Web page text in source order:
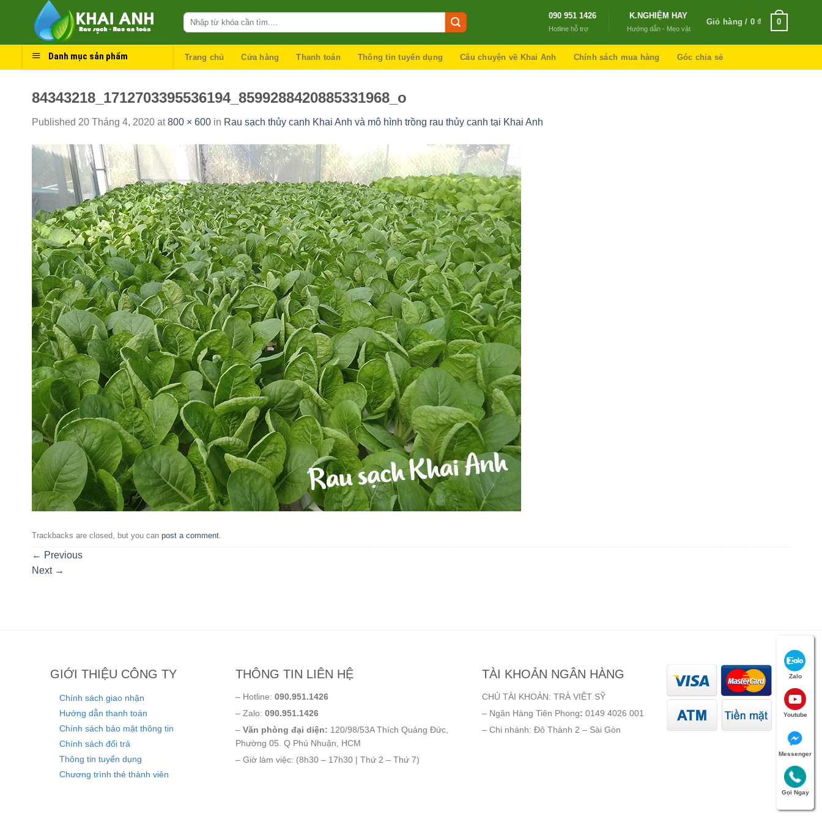
090 951 1426
Hotline hỗ trợ
K.NGHIỆM HAY
Hướng dẫn - Mẹo vặt
Giỏ hàng / 0₫ 0
Danh mục sản phẩm Trang chủ Cửa hàng Thanh toán Thông tin tuyển dụng Câu chuyện về Khai Anh Chính sách mua hàng Góc chia sẻ
84343218_1712703395536194_8599288420885331968_o
Published 20 Tháng 4, 2020 at800 × 600 in Rau sạch thủy canh Khai Anh và mô hình trồng rau thủy canh tại Khai Anh
Trackbacks are closed, but you can post a comment.
← Previous
Next →
GIỚI THIỆU CÔNG TY
Chính sách giao nhận
Hướng dẫn thanh toán
Chính sách bảo mật thông tin
Chính sách đổi trả
Thông tin tuyển dụng
Chương trình thẻ thành viên
THÔNG TIN LIÊN HỆ
– Hotline: 090.951.1426
– Zalo: 090.951.1426
– Văn phòng đại diện: 120/98/53A Thích Quảng Đức,
Phường 05. Q Phú Nhuận, HCM
– Giờ làm việc: (8h30 – 17h30 | Thứ 2 – Thứ 7)
TÀI KHOẢN NGÂN HÀNG
CHỦ TÀI KHOẢN: TRÀ VIỆT SỸ
– Ngân Hàng Tiên Phong: 0149 4026 001
– Chi nhánh: Đô Thành 2 – Sài Gòn
Zalo
Youtube
Messenger
Gọi Ngay